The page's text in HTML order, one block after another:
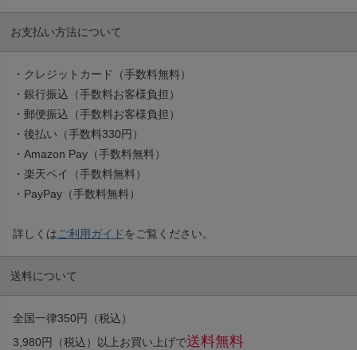
お支払い方法について
・クレジットカード（手数料無料）
・銀行振込（手数料お客様負担）
・郵便振込（手数料お客様負担）
・後払い（手数料330円）
・Amazon Pay（手数料無料）
・楽天ペイ（手数料無料）
・PayPay（手数料無料）
詳しくは ご利用ガイド をご覧ください。
送料について
全国一律350円（税込）
3,980円（税込）以上お買い上げで送料無料